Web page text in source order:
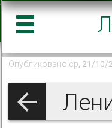
Опубликовано ср, 21/10/